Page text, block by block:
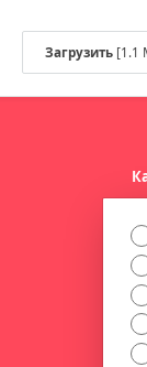
Загрузить [1.1